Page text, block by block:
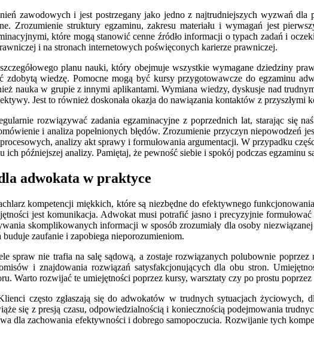
zawodowych i jest postrzegany jako jedno z najtrudniejszych wyzwań dla
Zrozumienie struktury egzaminu, zakresu materiału i wymagań jest
które mogą stanowić cenne źródło informacji o typach zadań i
i na stronach internetowych poświęconych karierze prawniczej.
planu nauki, który obejmuje wszystkie wymagane dziedziny
wiedzę. Pomocne mogą być kursy przygotowawcze do egzaminu
nauka w grupie z innymi aplikantami. Wymiana wiedzy, dyskusje nad
Jest to również doskonała okazja do nawiązania kontaktów z przyszłymi
rozwiązywać zadania egzaminacyjne z poprzednich lat, starając się
i analiza popełnionych błędów. Zrozumienie przyczyn niepowodzeń
analizy akt sprawy i formułowania argumentacji. W przypadku
późniejszej analizy. Pamiętaj, że pewność siebie i spokój podczas egzaminu
adwokata w praktyce
kompetencji miękkich, które są niezbędne do efektywnego
jest komunikacja. Adwokat musi potrafić jasno i precyzyjnie
skomplikowanych informacji w sposób zrozumiały dla osoby
zaufanie i zapobiega nieporozumieniom.
spraw nie trafia na salę sądową, a zostaje rozwiązanych polubownie
i znajdowania rozwiązań satysfakcjonujących dla obu stron.
Warto rozwijać te umiejętności poprzez kursy, warsztaty czy po prostu
często zgłaszają się do adwokatów w trudnych sytuacjach życiowych,
się z presją czasu, odpowiedzialnością i koniecznością podejmowania
dla zachowania efektywności i dobrego samopoczucia. Rozwijanie tych